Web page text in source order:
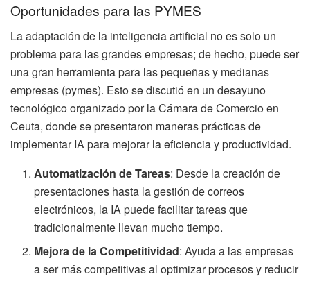
Oportunidades para las PYMES
La adaptación de la inteligencia artificial no es solo un
problema para las grandes empresas; de hecho, puede ser
una gran herramienta para las pequeñas y medianas
empresas (pymes). Esto se discutió en un desayuno
tecnológico organizado por la Cámara de Comercio en
Ceuta, donde se presentaron maneras prácticas de
implementar IA para mejorar la eficiencia y productividad.
Automatización de Tareas: Desde la creación de
presentaciones hasta la gestión de correos
electrónicos, la IA puede facilitar tareas que
tradicionalmente llevan mucho tiempo.
Mejora de la Competitividad: Ayuda a las empresas
a ser más competitivas al optimizar procesos y reducir